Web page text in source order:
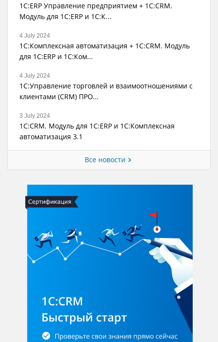
1С:ERP Управление предприятием + 1С:CRM.
Модуль для 1С:ERP и 1С:К...
4 July 2024
1С:Комплексная автоматизация + 1С:CRM. Модуль
для 1С:ERP и 1С:Ком...
4 July 2024
1С:Управление торговлей и взаимоотношениями с
клиентами (CRM) ПРО...
3 July 2024
1С:CRM. Модуль для 1С:ERP и 1С:Комплексная
автоматизация 3.1
Все новости